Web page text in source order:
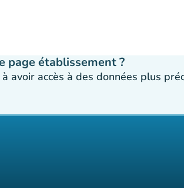
page établissement ?
avoir accès à des données plus